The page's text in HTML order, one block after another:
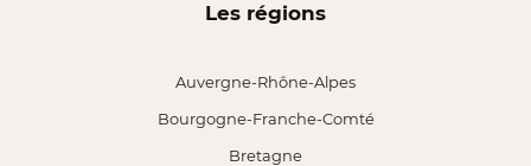
Les régions
Auvergne-Rhône-Alpes
Bourgogne-Franche-Comté
Bretagne